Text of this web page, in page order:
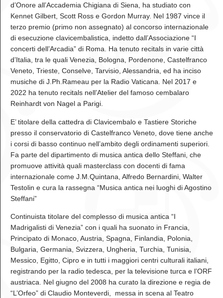
d’Onore all’Accademia Chigiana di Siena, ha studiato con
Kennet Gilbert, Scott Ross e Gordon Murray. Nel 1987 vince il
terzo premio (primo non assegnato) al concorso internazionale
di esecuzione clavicembalistica, indetto dall’Associazione “I
concerti dell’Arcadia” di Roma. Ha tenuto recitals in varie città
d’Italia, tra le quali Venezia, Bologna, Pordenone, Castelfranco
Veneto, Trieste, Conselve, Tarvisio, Alessandria, ed ha inciso
musiche di J.Ph.Rameau per la Radio Vaticana. Nel 2017 e
2022 ha tenuto recitals nell’Atelier del famoso cembalaro
Reinhardt von Nagel a Parigi.
E’ titolare della cattedra di Clavicembalo e Tastiere Storiche
presso il conservatorio di Castelfranco Veneto, dove tiene anche
i corsi di basso continuo nell’ambito degli ordinamenti superiori.
Fa parte del dipartimento di musica antica dello Steffani, che
promuove attività quali masterclass con docenti di fama
internazionale come J.M.Quintana, Alfredo Bernardini, Walter
Testolin e cura la rassegna “Musica antica nei luoghi di Agostino
Steffani”
Continuista titolare del complesso di musica antica “I
Madrigalisti di Venezia” con i quali ha suonato in Francia,
Principato di Monaco, Austria, Spagna, Finlandia, Polonia,
Bulgaria, Germania, Svizzera, Ungheria, Turchia, Tunisia,
Messico, Egitto, Cipro e in tutti i maggiori centri culturali italiani,
registrando per la radio tedesca, per la televisione turca e l’ORF
austriaca. Nel giugno del 2008 ha curato la direzione e regia de
“L’Orfeo” di Claudio Monteverdi, messa in scena al Teatro